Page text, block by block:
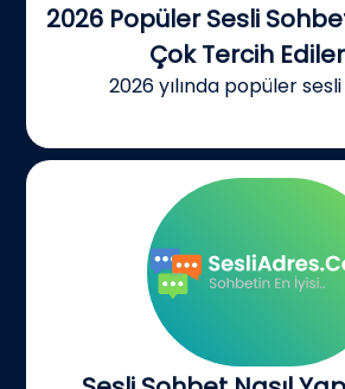
2026 Popüler Sesli
Çok Tercih
2026 yılında popüler